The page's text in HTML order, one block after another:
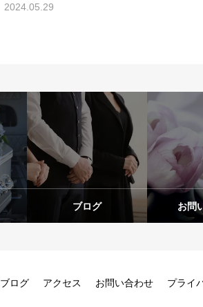
2024.05.29
ブログ お問
ブログ アクセス お問い合わせ プライ